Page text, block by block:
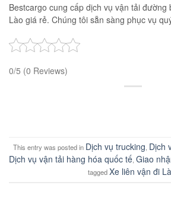
Bestcargo cung cấp dịch vụ vận tải
Lào giá rẻ. Chúng tôi sẵn sàng phục vụ
0/5 (0 Reviews)
This entry was posted in Dịch vụ trucking, Dịch
Dịch vụ vận tải hàng hóa quốc tế, Giao
taggedXe liên vận đi